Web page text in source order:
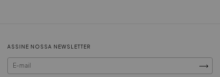
ASSINE NOSSA NEWSLETTER